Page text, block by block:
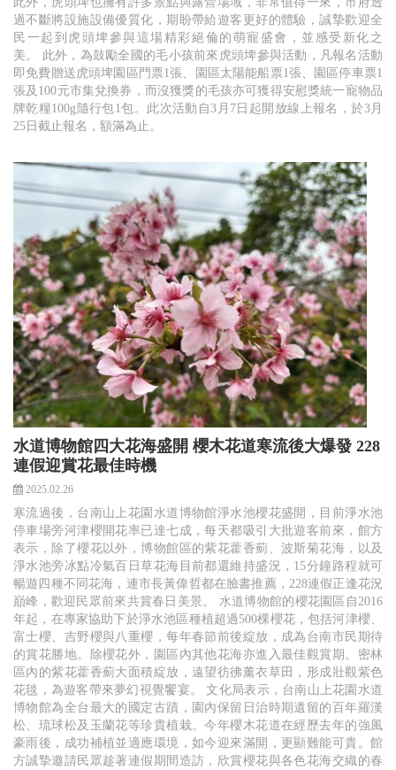
過不斷將設施設備優質化，期盼帶給遊客更好的體驗，誠摯歡迎全
民一起到虎頭埤參與這場精彩絕倫的萌寵盛會，並感受新化之
美。 此外，為鼓勵全國的毛小孩前來虎頭埤參與活動，凡報名活動
即免費贈送虎頭埤園區門票1張、園區太陽能船票1張、園區停車票1
張及100元市集兌換券，而沒獲獎的毛孩亦可獲得安慰獎統一寵物品
牌乾糧100g隨行包1包。此次活動自3月7日起開放線上報名，於3月
25日截止報名，額滿為止。
水道博物館四大花海盛開 櫻木花道寒流後大爆發 228
連假迎賞花最佳時機
2025.02.26
寒流過後，台南山上花園水道博物館淨水池櫻花盛開，目前淨水池
停車場旁河津櫻開花率已達七成，每天都吸引大批遊客前來，館方
表示，除了櫻花以外，博物館區的紫花藿香薊、波斯菊花海，以及
淨水池旁冰點冷氣百日草花海目前都還維持盛況，15分鐘路程就可
暢遊四種不同花海，連市長黃偉哲都在臉書推薦，228連假正逢花況
巔峰，歡迎民眾前來共賞春日美景。 水道博物館的櫻花園區自2016
年起，在專家協助下於淨水池區種植超過500棵櫻花，包括河津櫻、
富士櫻、吉野櫻與八重櫻，每年春節前後綻放，成為台南市民期待
的賞花勝地。除櫻花外，園區內其他花海亦進入最佳觀賞期。密林
區內的紫花藿香薊大面積綻放，遠望彷彿薰衣草田，形成壯觀紫色
花毯，為遊客帶來夢幻視覺饗宴。 文化局表示，台南山上花園水道
博物館為全台最大的國定古蹟，園內保留日治時期遺留的百年羅漢
松、琉球松及玉蘭花等珍貴植栽。今年櫻木花道在經歷去年的強風
豪雨後，成功補植並適應環境，如今迎來滿開，更顯難能可貴。館
方誠摯邀請民眾趁著連假期間造訪，欣賞櫻花與各色花海交織的春